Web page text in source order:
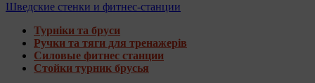
Шведские стенки и фитнес-станции
Турніки та бруси
Ручки та тяги для тренажерів
Силовые фитнес станции
Стойки турник брусья